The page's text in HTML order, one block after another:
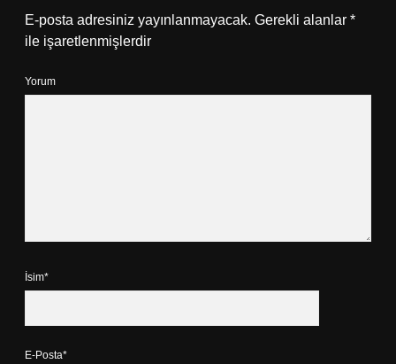
E-posta adresiniz yayınlanmayacak. Gerekli alanlar *
ile işaretlenmişlerdir
Yorum
İsim*
E-Posta*